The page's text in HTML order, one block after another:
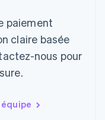
paiement
claire basée
nous pour